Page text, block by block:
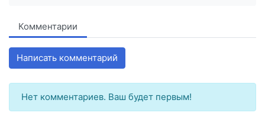
Комментарии
Написать комментарий
Нет комментариев. Ваш будет первым!